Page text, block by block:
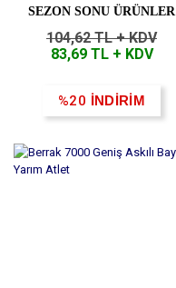
SEZON SONU ÜRÜNLER
104,62 TL + KDV
83,69 TL + KDV
%20 İNDİRİM